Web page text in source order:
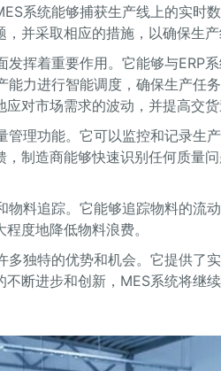
系统能够捕获生产线上的实时
并采取相应的措施，以确保生产
挥着重要作用。它能够与ERP
能力进行智能调度，确保生产任
对市场需求的波动，并提高交货
管理功能。它可以监控和记录生
制造商能够快速识别任何质量
物料追踪。它能够追踪物料的流
度地降低物料浪费。
多独特的优势和机会。它提供了
断进步和创新，MES系统将继